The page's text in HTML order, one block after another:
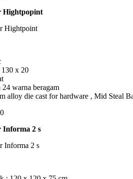
Hightpopint
x 20
24 warna beragam
alloy die cast for hardware , Mid Steal
Informa 2 s